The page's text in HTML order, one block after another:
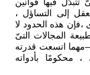
تتبدّل فيها قوانين
إلى التساؤل ،
،فإن هذه الحدود لا
المجالات التىّ
اتسعت قدرته
محكومًا بأدواته